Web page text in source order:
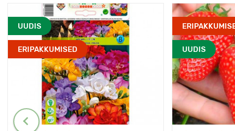
UUDIS
ERIPAKKUMISED UUDIS